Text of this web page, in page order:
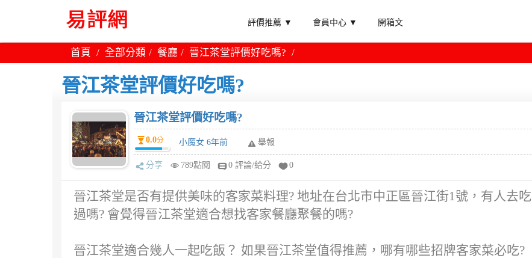
評價推薦 ▼ 會員中心 ▼ 開箱文
首頁 全部分類 餐廳 晉江茶堂評價好吃嗎?
晉江茶堂評價好吃嗎?
晉江茶堂評價好吃嗎?
0.0分 小魔女 6年前 舉報
分享 789點閱 0 評論/給分 0
晉江茶堂是否有提供美味的客家菜料理? 地址在台北市中正區晉江街1號，有人去吃
過嗎? 會覺得晉江茶堂適合想找客家餐廳聚餐的嗎?
晉江茶堂適合幾人一起吃飯？ 如果晉江茶堂值得推薦，哪有哪些招牌客家菜必吃?